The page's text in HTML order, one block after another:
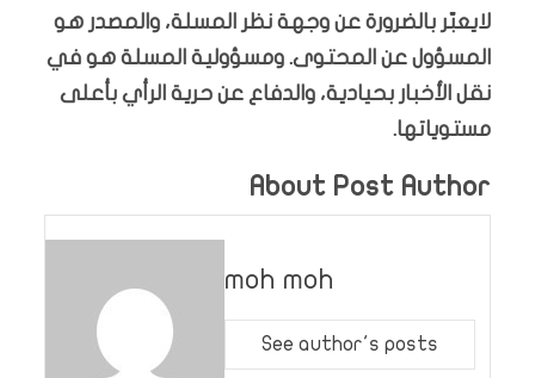
لايعبّر بالضرورة عن وجهة نظر المسلة، والمصدر هو
المسؤول عن المحتوى. ومسؤولية المسلة هو في
نقل الأخبار بحيادية، والدفاع عن حرية الرأي بأعلى
مستوياتها.
About Post Author
moh moh
See author's posts